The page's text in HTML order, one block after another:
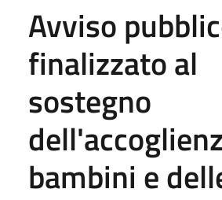
Avviso
finalizzato al
sostegno
bambini e